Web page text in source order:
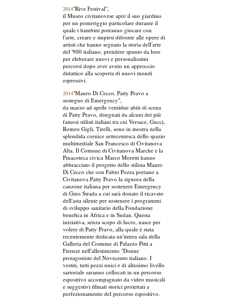
2014"Rive Festival",
il Museo civitanovese apre il suo giardino
per un pomeriggio particolare durante il
quale i bambini potranno giocare con
l'arte, creare e stupirsi difronte alle opere di
artisti che hanno segnato la storia dell'arte
del '900 italiano, prendere spunto da loro
per eleborare nuovi e personalissimi
percorsi dopo aver avuto un approccio
didattico alla scoperta di nuovi mondi
espressivi.
2014"Mauro Di Cecco, Patty Pravo a
sostegno di Emergency",
da marzo ad aprile ventidue abiti di scena
di Patty Pravo, disegnati da alcuni dei più
famosi stilisti italiani tra cui Versace, Gucci,
Romeo Gigli, Tirelli, sono in mostra nella
splendida cornice settecentesca dello spazio
multimediale San Francesco di Civitanova
Alta. Il Comune di Civitanova Marche e la
Pinacoteca civica Marco Moretti hanno
abbracciato il progetto dello stilista Mauro
Di Cecco che con Fabio Pozza portano a
Civitanova Patty Pravo la signora della
canzone italiana per sostenere Emergency
di Gino Strada a cui sarà donato il ricavato
dell'asta silente per sostenere i programmi
di sviluppo sanitario della Fondazione
benefica in Africa e in Sudan. Questa
iniziativa, senza scopo di lucro, nasce per
volere di Patty Pravo, alla quale è stata
recentemente dedicata un'intera sala della
Galleria del Costume di Palazzo Pitti a
Firenze nell'allestimento "Donne
protagoniste del Novecento italiano. I
vestiti, tutti pezzi unici e di altissimo livello
sartoriale saranno collocati in un percorso
espositivo accompagnato da video musicali
e suggestivi filmati storici proiettati a
perfezionamento del percorso espositivo.